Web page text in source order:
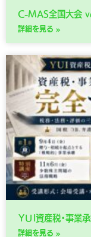
C-MAS全国大会
詳細を見る »
ＹＵＩ資産税・事業
詳細を見る »